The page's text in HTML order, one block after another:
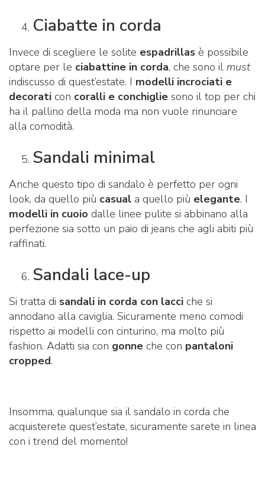
Ciabatte in corda
Invece di scegliere le solite espadrillas è possibile
optare per le ciabattine in corda, che sono il must
indiscusso di quest’estate. I modelli incrociati e
decorati con coralli e conchiglie sono il top per chi
ha il pallino della moda ma non vuole rinunciare
alla comodità.
Sandali minimal
Anche questo tipo di sandalo è perfetto per ogni
look, da quello più casual a quello più elegante. I
modelli in cuoio dalle linee pulite si abbinano alla
perfezione sia sotto un paio di jeans che agli abiti più
raffinati.
Sandali lace-up
Si tratta di sandali in corda con lacci che si
annodano alla caviglia. Sicuramente meno comodi
rispetto ai modelli con cinturino, ma molto più
fashion. Adatti sia con gonne che con pantaloni
cropped.
Insomma, qualunque sia il sandalo in corda che
acquisterete quest’estate, sicuramente sarete in linea
con i trend del momento!